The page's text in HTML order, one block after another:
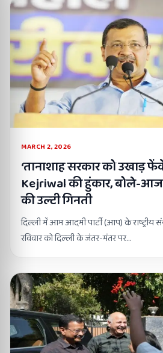
MARCH 2, 2026
‘तानाशाह सरकार को उखाड़
Kejriwal की हुंकार, बोले-
की उल्टी गिनती
दिल्ली में आम आदमी पार्टी (आप) के
रविवार को दिल्ली के जंतर-मंतर पर…